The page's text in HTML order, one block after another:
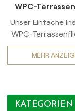
WPC-
mit 3D-
Unser Einfache
WPC-
3D-Prägung
Sie Stil und
Kunststoff-
MEHR
KATEGORIEN